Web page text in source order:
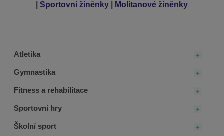
Sportovní žíněnky Molitanové žíněnky
Atletika
Gymnastika
Fitness a rehabilitace
Sportovní hry
Školní sport